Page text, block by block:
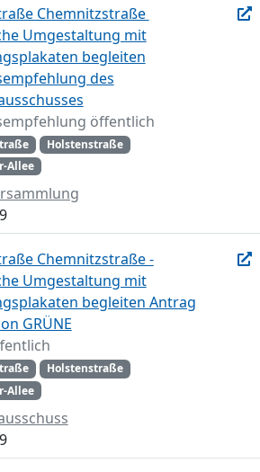
Chemnitzstraße 
Umgestaltung mit
begleiten
des
öffentlich
Holstenstraße
Allee
Chemnitzstraße -
Umgestaltung mit
begleiten Antrag
GRÜNE
Holstenstraße
Allee